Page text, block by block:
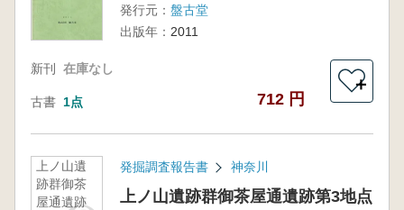
発行元： 盤古堂
出版年： 2011
新刊 在庫なし
古書 1点 712 円
＋
上ノ山遺
跡群御茶
屋通遺跡
発掘調査報告書 神奈川
上ノ山遺跡群御茶屋通遺跡第3地点